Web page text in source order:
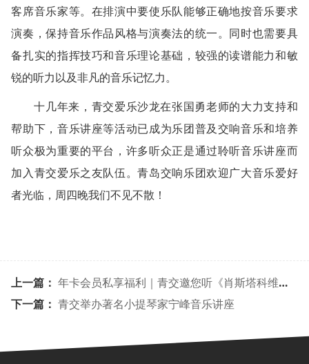
客席音乐家等。在排演中要使乐队能够正确地按音乐要求
演奏，保持音乐作品风格与演奏法的统一。同时也需要具
备扎实的指挥技巧和音乐理论基础，较强的读谱能力和敏
锐的听力以及非凡的音乐记忆力。
十几年来，青交爱乐沙龙在张国勇老师的大力支持和
帮助下，音乐讲座等活动已成为乐团普及交响音乐和培养
听众极为重要的平台，许多听众正是通过聆听音乐讲座而
加入青交爱乐之友队伍。青岛交响乐团欢迎广大音乐爱好
者光临，周四晚我们不见不散！
上一篇： 年卡会员私享福利｜青交邀您听《肖斯塔科维奇作品专场》音乐会
下一篇： 青交举办著名小提琴家宁峰音乐讲座